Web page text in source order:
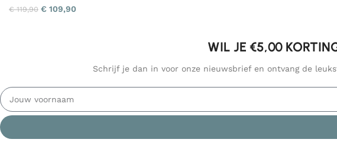
€119,90 € 109,90
WIL JE €5,00
Schrijf je dan in voor onze nieuwsbrief en ontvang de